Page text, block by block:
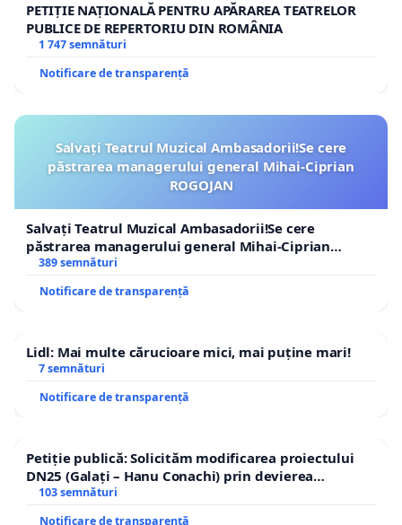
PETIȚIE NAȚIONALĂ PENTRU APĂRAREA TEATRELOR
PUBLICE DE REPERTORIU DIN ROMÂNIA
1 747 semnături
Notificare de transparență
Salvați Teatrul Muzical Ambasadorii!Se cere
păstrarea managerului general Mihai-Ciprian
ROGOJAN
Salvați Teatrul Muzical Ambasadorii!Se cere
păstrarea managerului general Mihai-Ciprian
ROGOJAN
389 semnături
Notificare de transparență
Lidl: Mai multe cărucioare mici, mai puține mari!
7 semnături
Notificare de transparență
Petiție publică: Solicităm modificarea proiectului
DN25 (Galați – Hanu Conachi) prin devierea
traseului în afara localităților!
103 semnături
Notificare de transparență